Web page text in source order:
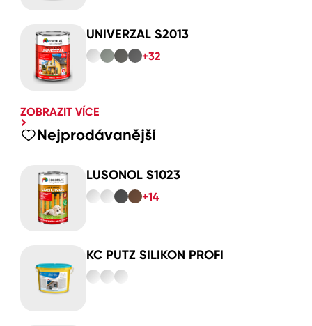
UNIVERZAL S2013
+32
ZOBRAZIT VÍCE
Nejprodávanější
LUSONOL S1023
+14
KC PUTZ SILIKON PROFI